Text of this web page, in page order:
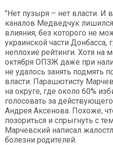
"Нет пузыря – нет власти. И
каналов Медведчук
влияния, без которого не
украинской части
неплохие рейтинги. Хотя на
октября ОПЗЖ даже при
не удалось занять подмять
власти. Парашютисту
на округе, где около 60%
голосовать за
Андрея Аксенова. Похоже,
позориться и спрыгнуть с
Марчевский написал
болезни родителей.